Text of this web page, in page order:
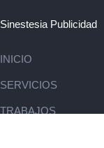
Sinestesia Publicidad
INICIO
SERVICIOS
TRABAJOS